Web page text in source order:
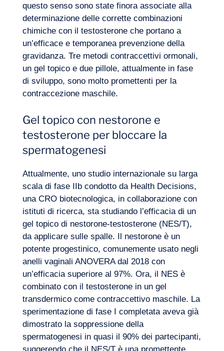
questo senso sono state finora associate alla
determinazione delle corrette combinazioni
chimiche con il testosterone che portano a
un’efficace e temporanea prevenzione della
gravidanza. Tre metodi contraccettivi ormonali,
un gel topico e due pillole, attualmente in fase
di sviluppo, sono molto promettenti per la
contraccezione maschile.
Gel topico con nestorone e
testosterone per bloccare la
spermatogenesi
Attualmente, uno studio internazionale su larga
scala di fase IIb condotto da Health Decisions,
una CRO biotecnologica, in collaborazione con
istituti di ricerca, sta studiando l’efficacia di un
gel topico di nestorone-testosterone (NES/T),
da applicare sulle spalle. Il nestorone è un
potente progestinico, comunemente usato negli
anelli vaginali ANOVERA dal 2018 con
un’efficacia superiore al 97%. Ora, il NES è
combinato con il testosterone in un gel
transdermico come contraccettivo maschile. La
sperimentazione di fase I completata aveva già
dimostrato la soppressione della
spermatogenesi in quasi il 90% dei partecipanti,